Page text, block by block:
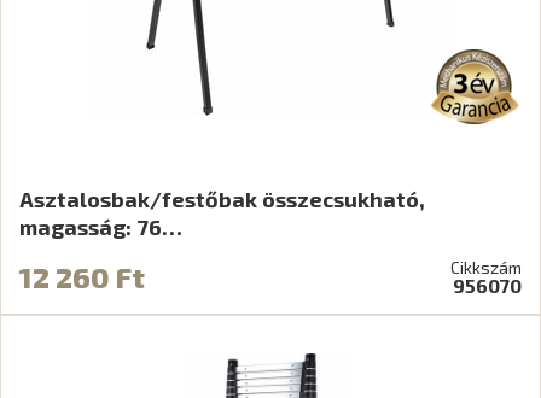
Asztalosbak/festőbak összecsukható,
magasság: 76…
12 260 Ft Cikkszám
956070